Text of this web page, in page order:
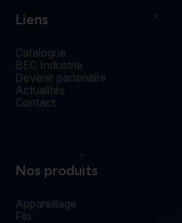
Liens
Catalogue
BEC Industrie
Devenir partenaire
Actualités
Contact
Nos produits
Appareillage
Fils